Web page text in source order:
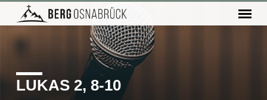
LUKAS 2, 8-10